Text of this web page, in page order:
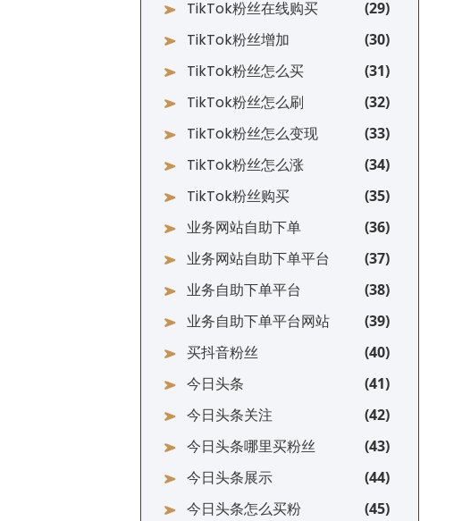
TikTok粉丝在线购买
TikTok粉丝增加
TikTok粉丝怎么买
TikTok粉丝怎么刷
TikTok粉丝怎么变现
TikTok粉丝怎么涨
TikTok粉丝购买
业务网站自助下单
业务网站自助下单平台
业务自助下单平台
业务自助下单平台网站
买抖音粉丝
今日头条
今日头条关注
今日头条哪里买粉丝
今日头条展示
今日头条怎么买粉